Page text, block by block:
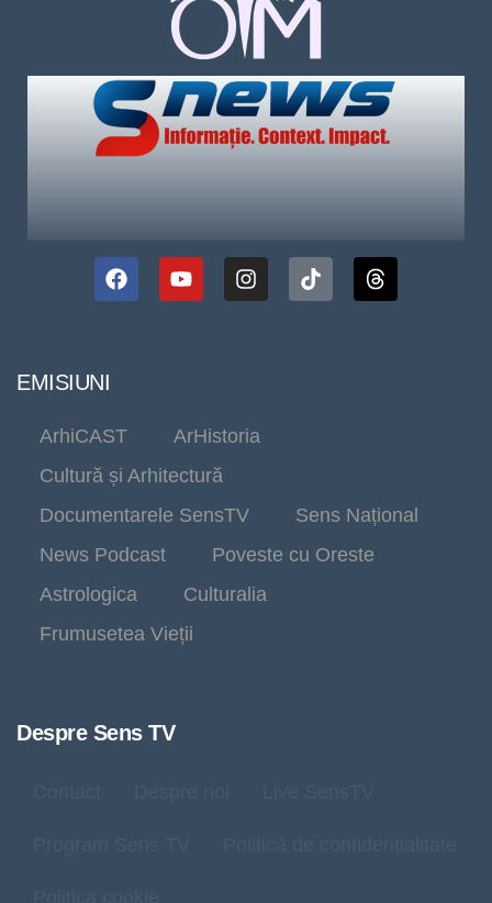
EMISIUNI
ArhiCAST
ArHistoria
Cultură și Arhitectură
Documentarele SensTV
Sens Național
News Podcast
Poveste cu Oreste
Astrologica
Culturalia
Frumusetea Vieții
Despre Sens TV